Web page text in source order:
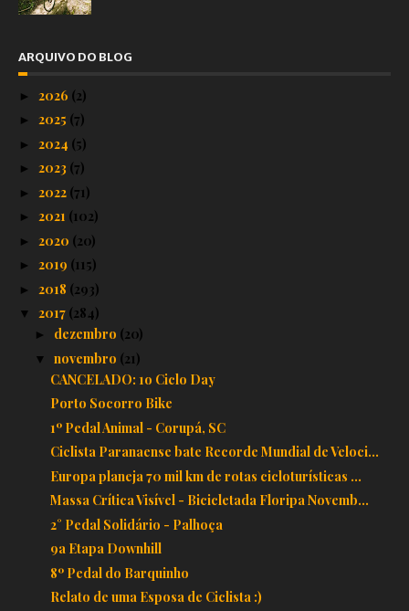
ARQUIVO DO BLOG
► 2026 (2)
► 2025 (7)
► 2024 (5)
► 2023 (7)
► 2022 (71)
► 2021 (102)
► 2020 (20)
► 2019 (115)
► 2018 (293)
▼ 2017 (284)
► dezembro (20)
▼ novembro (21)
CANCELADO: 1o Ciclo Day
Porto Socorro Bike
1º Pedal Animal - Corupá, SC
Ciclista Paranaense bate Recorde Mundial de Veloci...
Europa planeja 70 mil km de rotas cicloturísticas ...
Massa Crítica Visível - Bicicletada Floripa Novemb...
2° Pedal Solidário - Palhoça
9a Etapa Downhill
8º Pedal do Barquinho
Relato de uma Esposa de Ciclista :)